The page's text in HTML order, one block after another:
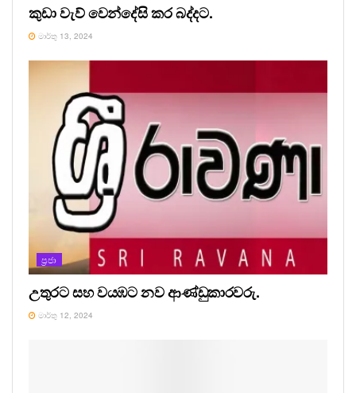
කුඩා වැව් වෙන්දේසි කර බද්දට.
මාර්තු 13, 2024
ප්‍රජා
උතුරට සහ වයඹට නව ආණ්ඩුකාරවරු.
මාර්තු 12, 2024